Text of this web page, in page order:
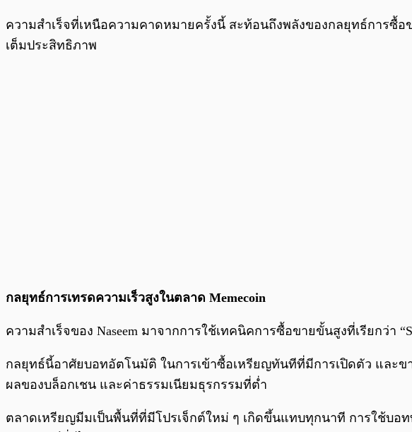
ความสำเร็จที่เหนือความคาดหมายครั้งนี้ สะท้อนถึงพลังของกลยุทธ์การซื้
เต็มประสิทธิภาพ
กลยุทธ์การเทรดความเร็วสูงในตลาด Memecoin
ความสำเร็จของ Naseem มาจากการใช้เทคนิคการซื้อขายขั้นสูงที่เรียกว่า
กลยุทธ์นี้อาศัยบอทอัตโนมัติ ในการเข้าซื้อเหรียญทันทีที่มีการเปิดตัว และข
ผลของบล็อกเชน และค่าธรรมเนียมธุรกรรมที่ต่ำ
ตลาดเหรียญมีมเป็นพื้นที่ที่มีโปรเจ็กต์ใหม่ ๆ เกิดขึ้นแทบทุกนาที การใช้บอท